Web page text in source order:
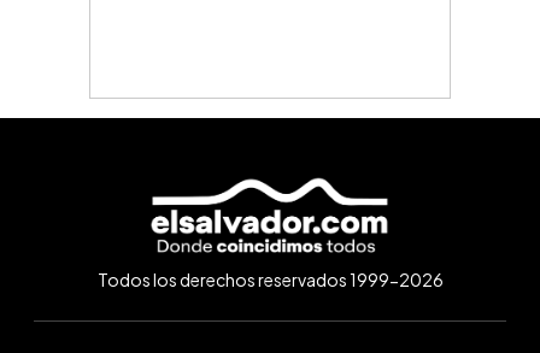
Todos los derechos reservados 1999-2026